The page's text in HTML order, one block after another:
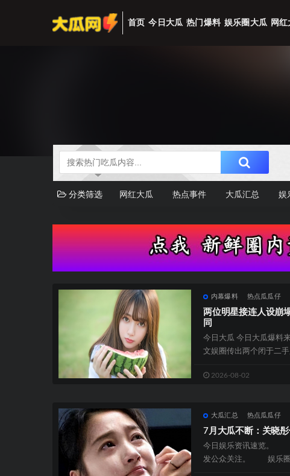
首页 今日大瓜 热门爆料 娱乐圈大瓜 网红
分类筛选 网红大瓜 热点事件 大瓜汇总 娱
内幕爆料 热点瓜瓜仔
两位明星接连人设崩
同
今日大瓜 今日大瓜爆
文娱圈传出两个闭于二
2026-08-02
大瓜汇总 热点瓜瓜仔
7月大瓜不断：关晓
今日娱乐资讯速览。
发公众关注。 娱乐圈